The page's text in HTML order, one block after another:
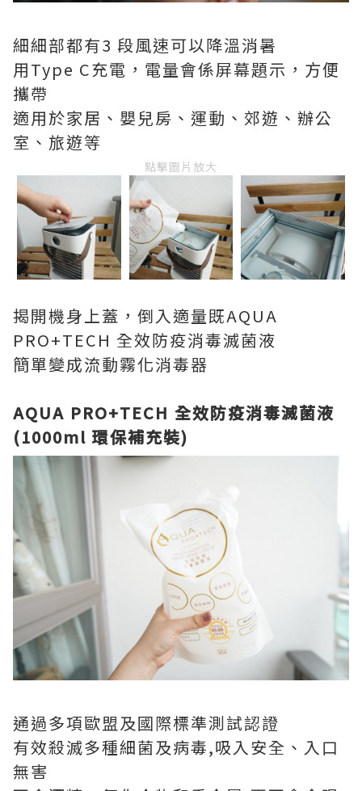
細細部都有3 段風速可以降溫消暑
用Type C充電，電量會係屏幕題示，方便
攜帶
適用於家居、嬰兒房、運動、郊遊、辦公
室、旅遊等
點擊圖片放大
揭開機身上蓋，倒入適量既AQUA
PRO+TECH 全效防疫消毒滅菌液
簡單變成流動霧化消毒器
AQUA PRO+TECH 全效防疫消毒滅菌液
(1000ml 環保補充裝)
通過多項歐盟及國際標準測試認證
有效殺滅多種細菌及病毒,吸入安全、入口
無害